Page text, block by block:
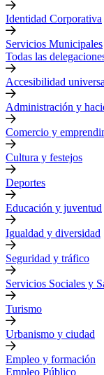
Identidad Corporativa
Servicios Municipales
Todas las
Accesibilidad
Administración y
Comercio y
Cultura y festejos
Deportes
Educación y juventud
Igualdad y diversidad
Seguridad y tráfico
Servicios Sociales y
Turismo
Urbanismo y ciudad
Empleo y formación
Empleo Público